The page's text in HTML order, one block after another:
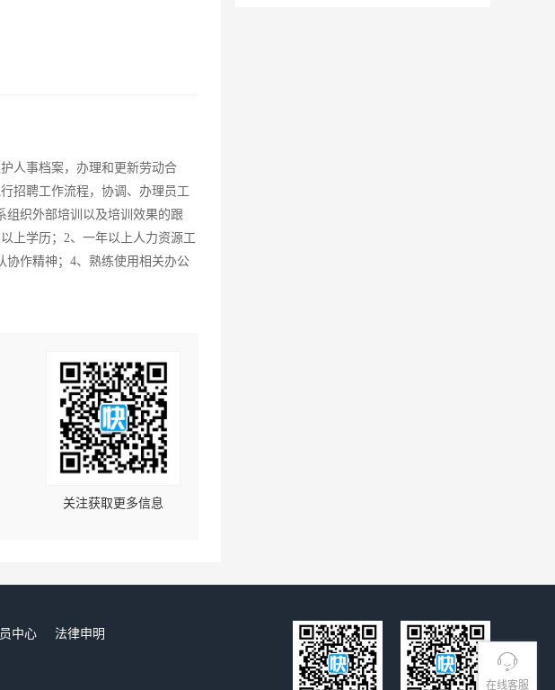
在线客服
人事档案，办理和更新劳动合
招聘工作流程，协调、办理员工
组织外部培训以及培训效果的跟
上学历；2、一年以上人力资源工
协作精神；4、熟练使用相关办公
关注获取更多信息
中心
法律申明